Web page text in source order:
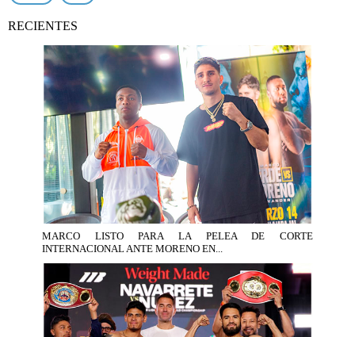
RECIENTES
MARCO LISTO PARA LA PELEA DE CORTE
INTERNACIONAL ANTE MORENO EN...